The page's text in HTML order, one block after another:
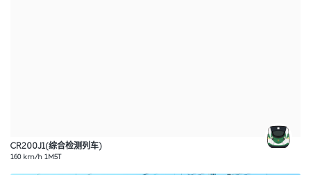
CR200J1(综合检测列车)
160 km/h 1M5T